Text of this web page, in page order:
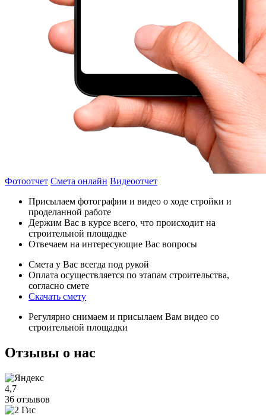
Фотоотчет Смета онлайн Видеоотчет
Присылаем фотографии и видео о ходе стройки и
проделанной работе
Держим Вас в курсе всего, что происходит на
строительной площадке
Отвечаем на интересующие Вас вопросы
Смета у Вас всегда под рукой
Оплата осуществляется по этапам строительства,
согласно смете
Скачать смету
Регулярно снимаем и присылаем Вам видео со
строительной площадки
Отзывы о нас
4,7
36 отзывов